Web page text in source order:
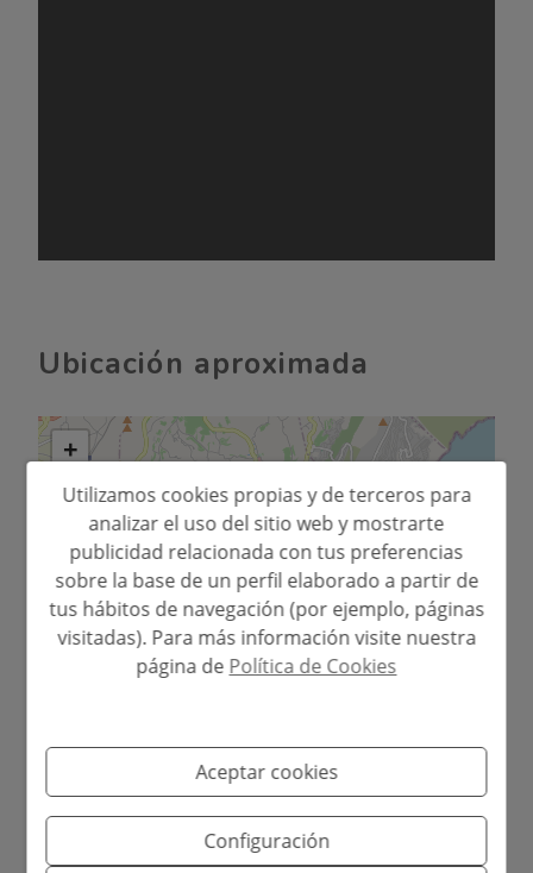
Ubicación aproximada
+
−
Leaflet
Utilizamos cookies propias y de terceros para
analizar el uso del sitio web y mostrarte
publicidad relacionada con tus preferencias
sobre la base de un perfil elaborado a partir de
tus hábitos de navegación (por ejemplo, páginas
visitadas). Para más información visite nuestra
página de Política de Cookies
Aceptar cookies
Configuración